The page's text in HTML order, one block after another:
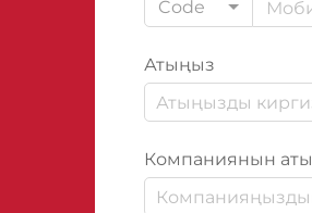
Code
Атыңыз
Компаниянын аты